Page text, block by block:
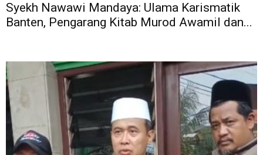
Syekh Nawawi Mandaya: Ulama Karismatik
Banten, Pengarang Kitab Murod Awamil dan...